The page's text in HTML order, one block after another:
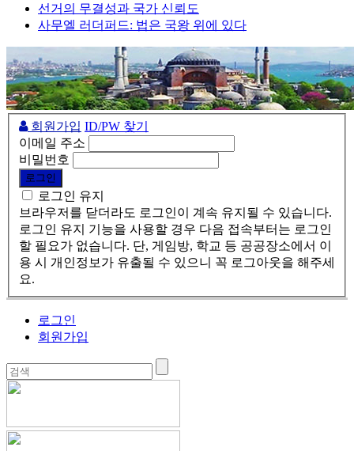
선거의 무결성과 국가 신뢰도
사무엘 러더퍼드: 법은 국왕 위에 있다
회원가입 ID/PW 찾기
이메일 주소
비밀번호
로그인 유지
브라우저를 닫더라도 로그인이 계속 유지될 수 있습니다.
로그인 유지 기능을 사용할 경우 다음 접속부터는 로그인
할 필요가 없습니다. 단, 게임방, 학교 등 공공장소에서 이
용 시 개인정보가 유출될 수 있으니 꼭 로그아웃을 해주세
요.
로그인
회원가입